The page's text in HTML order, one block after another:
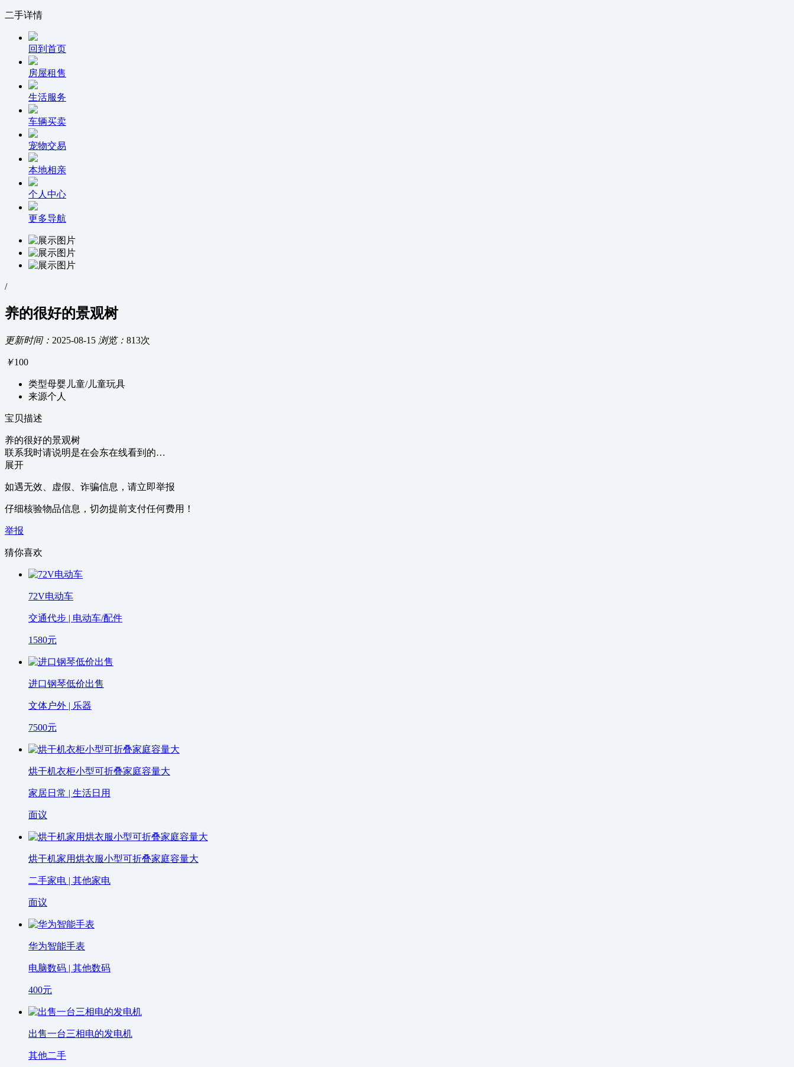
二手详情
回到首页
房屋租售
生活服务
车辆买卖
宠物交易
本地相亲
个人中心
更多导航
/
养的很好的景观树
更新时间： 2025-08-15 浏览： 813次
￥100
类型母婴儿童/儿童玩具
来源个人
宝贝描述
养的很好的景观树
联系我时请说明是在会东在线看到的…
展开
如遇无效、虚假、诈骗信息，请立即举报
仔细核验物品信息，切勿提前支付任何费用！
举报
猜你喜欢
72V电动车
交通代步 | 电动车/配件
1580元
进口钢琴低价出售
文体户外 | 乐器
7500元
烘干机衣柜小型可折叠家庭容量大
家居日常 | 生活日用
面议
烘干机家用烘衣服小型可折叠家庭容量大
二手家电 | 其他家电
面议
华为智能手表
电脑数码 | 其他数码
400元
出售一台三相电的发电机
其他二手